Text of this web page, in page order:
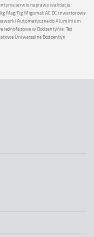
serwis naprawa walidacja
Mag Tig Migomat AC DC inwertorowe
Automatyczne do Aluminium
w Bodzentynie. Też
Uniwersalne Bodzentyn